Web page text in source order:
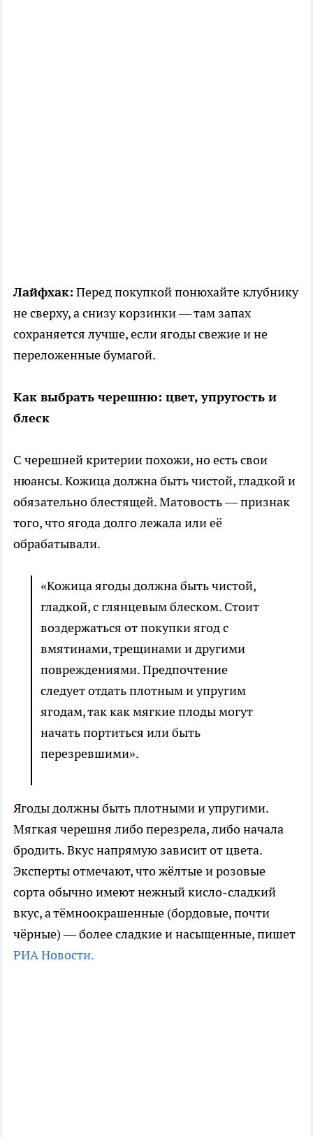
Лайфхак: Перед покупкой понюхайте клубнику
не сверху, а снизу корзинки — там запах
сохраняется лучше, если ягоды свежие и не
переложенные бумагой.
Как выбрать черешню: цвет, упругость и
блеск
С черешней критерии похожи, но есть свои
нюансы. Кожица должна быть чистой, гладкой и
обязательно блестящей. Матовость — признак
того, что ягода долго лежала или её
обрабатывали.
«Кожица ягоды должна быть чистой,
гладкой, с глянцевым блеском. Стоит
воздержаться от покупки ягод с
вмятинами, трещинами и другими
повреждениями. Предпочтение
следует отдать плотным и упругим
ягодам, так как мягкие плоды могут
начать портиться или быть
перезревшими».
Ягоды должны быть плотными и упругими.
Мягкая черешня либо перезрела, либо начала
бродить. Вкус напрямую зависит от цвета.
Эксперты отмечают, что жёлтые и розовые
сорта обычно имеют нежный кисло-сладкий
вкус, а тёмноокрашенные (бордовые, почти
чёрные) — более сладкие и насыщенные, пишет
РИА Новости.